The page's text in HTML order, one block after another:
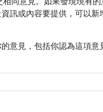
訊或內容要提供，可以新
意見，包括你認為這項意